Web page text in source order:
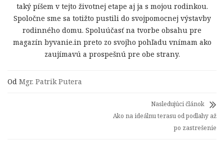
taký píšem v tejto životnej etape aj ja s mojou rodinkou.
Spoločne sme sa totižto pustili do svojpomocnej výstavby
rodinného domu. Spoluúčasť na tvorbe obsahu pre
magazín byvanie.in preto zo svojho pohľadu vnímam ako
zaujímavú a prospešnú pre obe strany.
Od Mgr. Patrik Putera
Nasledujúci článok
Ako na ideálnu terasu od podlahy až
po zastrešenie